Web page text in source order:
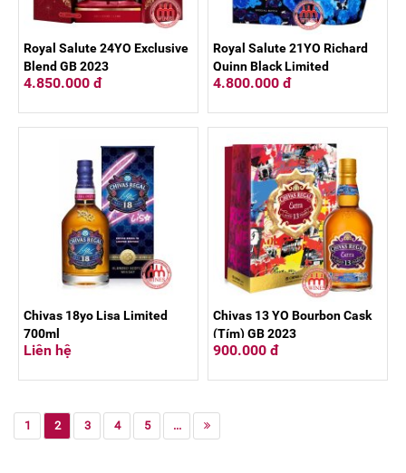
Royal Salute 24YO Exclusive
Blend GB 2023
4.850.000 đ
Royal Salute 21YO Richard
Quinn Black Limited
4.800.000 đ
Chivas 18yo Lisa Limited
700ml
Liên hệ
Chivas 13 YO Bourbon Cask
(Tím) GB 2023
900.000 đ
1 2 3 4 5 ...